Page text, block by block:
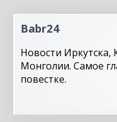
Babr24
Новости Иркутска,
Монголии. Самое
повестке.